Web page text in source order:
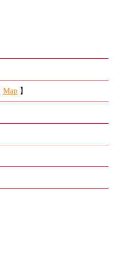
Map 】